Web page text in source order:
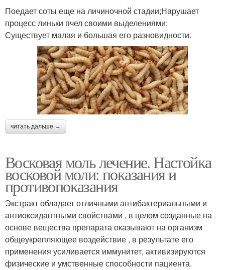
Поедает соты еще на личиночной стадии;Нарушает
процесс линьки пчел своими выделениями;
Существует малая и большая его разновидности.
читать дальше →
Восковая моль лечение. Настойка
восковой моли: показания и
противопоказания
Экстракт обладает отличными антибактериальными и
антиоксидантными свойствами , в целом созданные на
основе вещества препарата оказывают на организм
общеукрепляющее воздействие , в результате его
применения усиливается иммунитет, активизируются
физические и умственные способности пациента.